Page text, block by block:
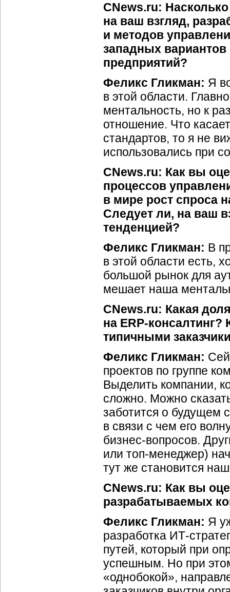
CNews.ru:
на ваш взгляд,
и методов
западных
предприятий?
Феликс Гликман: Я
в этой области.
ментальность, но к
отношение. Что
стандартов, то я не
использовались при
CNews.ru: Как вы
процессов
в мире рост спроса
Следует ли, на ваш
тенденцией?
Феликс Гликман: В
в этой области есть,
большой рынок для
мешает наша
CNews.ru: Какая
на ERP-
типичными
Феликс Гликман:
проектов по группе
Выделить компании,
сложно. Можно
заботится о будущем
в связи с чем его
бизнес-вопросов.
или топ-менеджер)
тут же становится
CNews.ru: Как вы
разрабатываемых
Феликс Гликман: Я
разработка ИТ-
путей, который при
успешным. Но при
«однобокой»,